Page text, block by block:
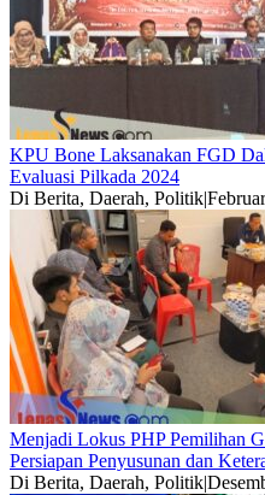
KPU Bone Laksanakan FGD
Evaluasi Pilkada 2024
Di Berita, Daerah, Politik|
Menjadi Lokus PHP Pemilihan
Persiapan Penyusunan dan
Di Berita, Daerah, Politik|